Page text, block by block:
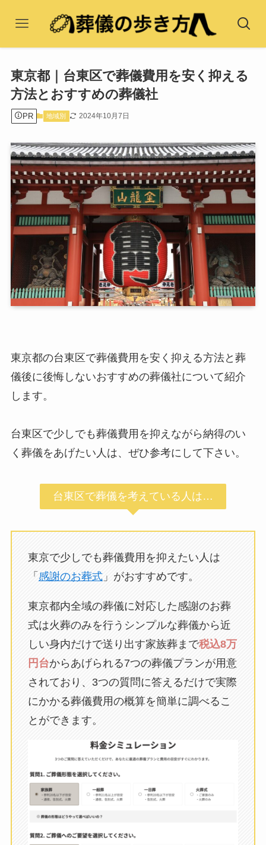
東京都｜台東区で葬儀費用を安く抑える
方法とおすすめの葬儀社
PR 地域別 2024年10月7日
東京都の台東区で葬儀費用を安く抑える方法と葬
儀後に後悔しないおすすめの葬儀社について紹介
します。
台東区で少しでも葬儀費用を抑えながら納得のい
く葬儀をあげたい人は、ぜひ参考にして下さい。
台東区で葬儀を考えている人は…
東京で少しでも葬儀費用を抑えたい人は
「 感謝のお葬式」がおすすめです。
東京都内全域の葬儀に対応した感謝のお葬
式は火葬のみを行うシンプルな葬儀から近
しい身内だけで送り出す家族葬まで税込8万
円台からあげられる7つの葬儀プランが用意
されており、3つの質問に答えるだけで実際
にかかる葬儀費用の概算を簡単に調べるこ
とができます。